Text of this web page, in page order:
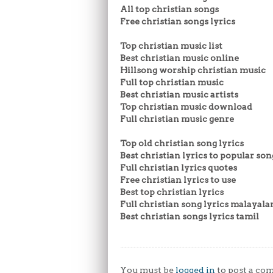
All top christian songs
Free christian songs lyrics
Top christian music list
Best christian music online
Hillsong worship christian music
Full top christian music
Best christian music artists
Top christian music download
Full christian music genre
Top old christian song lyrics
Best christian lyrics to popular
Full christian lyrics quotes
Free christian lyrics to use
Best top christian lyrics
Full christian song lyrics
Best christian songs lyrics tamil
You must be logged in to post a